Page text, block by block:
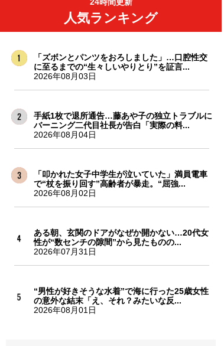
24時間更新
人気ランキング
「ズボンとパンツをおろしました」…口腔性交
に至るまでの“生々しいやりとり”を証言...
2026年08月03日
手紙1枚で退所通告…藤あや子の独立トラブルに
バーニング二代目社長が告白「実際の料...
2026年08月04日
「叩かれた女子中学生が泣いていた」満員電車
で“杖を振り回す”高齢者が暴走。“屈強...
2026年08月02日
ある朝、玄関のドアがなぜか開かない…20代女
性が“数センチの隙間”から見たものの...
2026年07月31日
“男性が好きそうな水着”で海に行った25歳女性
の意外な結末「え、それ？みたいな反...
2026年08月01日